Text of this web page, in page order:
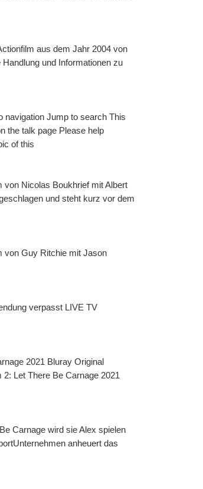
aus dem Jahr 2004 von
und Informationen zu
navigation Jump to search This
the talk page Please help
of this
von Nicolas Boukhrief mit Albert
und steht kurz vor dem
von Guy Ritchie mit Jason
verpasst LIVE TV
2021 Bluray Original
Let There Be Carnage 2021
Carnage wird sie Alex spielen
anheuert das